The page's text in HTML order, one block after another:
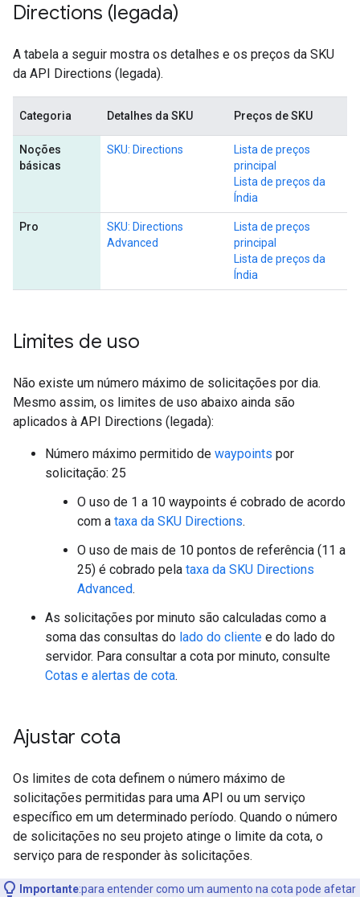
Directions (legada)
A tabela a seguir mostra os detalhes e os preços da SKU
da API Directions (legada).
Categoria Detalhes da SKU Preços de SKU
Noções
básicas
SKU: Directions
Lista de preços
principal
Lista de preços da
Índia
Pro
SKU: Directions
Advanced
Lista de preços
principal
Lista de preços da
Índia
Limites de uso
Não existe um número máximo de solicitações por dia.
Mesmo assim, os limites de uso abaixo ainda são
aplicados à API Directions (legada):
Número máximo permitido de waypoints por
solicitação: 25
O uso de 1 a 10 waypoints é cobrado de acordo
com a taxa da SKU Directions.
O uso de mais de 10 pontos de referência (11 a
25) é cobrado pela taxa da SKU Directions
Advanced.
As solicitações por minuto são calculadas como a
soma das consultas do lado do cliente e do lado do
servidor. Para consultar a cota por minuto, consulte
Cotas e alertas de cota.
Ajustar cota
Os limites de cota definem o número máximo de
solicitações permitidas para uma API ou um serviço
específico em um determinado período. Quando o número
de solicitações no seu projeto atinge o limite da cota, o
serviço para de responder às solicitações.
Importante:para entender como um aumento na cota pode afetar